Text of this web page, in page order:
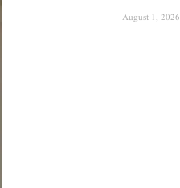
August 1, 2026